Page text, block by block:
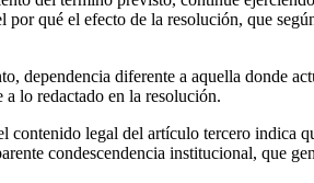
qué el efecto de la resolución, que
dependencia diferente a aquella donde
lo redactado en la resolución.
legal del artículo tercero indica
condescendencia institucional, que